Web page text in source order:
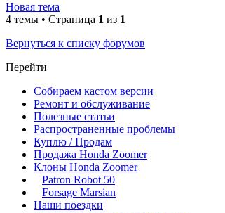
Новая тема
4 темы • Страница 1 из 1
Вернуться к списку форумов
Перейти
Собираем кастом версии
Ремонт и обслуживание
Полезные статьи
Распространенные проблемы
Куплю / Продам
Продажа Honda Zoomer
Клоны Honda Zoomer
Patron Robot 50
Forsage Marsian
Наши поездки